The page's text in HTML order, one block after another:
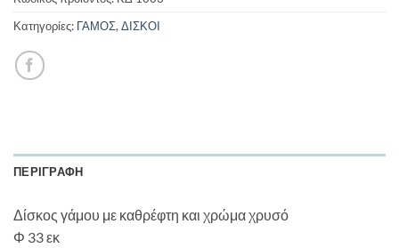
Κατηγορίες: ΓΑΜΟΣ, ΔΙΣΚΟΙ
ΠΕΡΙΓΡΑΦΉ
Δίσκος γάμου με καθρέφτη και χρώμα χρυσό
Φ 33 εκ